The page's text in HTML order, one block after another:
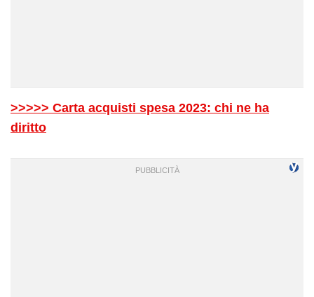
>>>>> Carta acquisti spesa 2023: chi ne ha
diritto